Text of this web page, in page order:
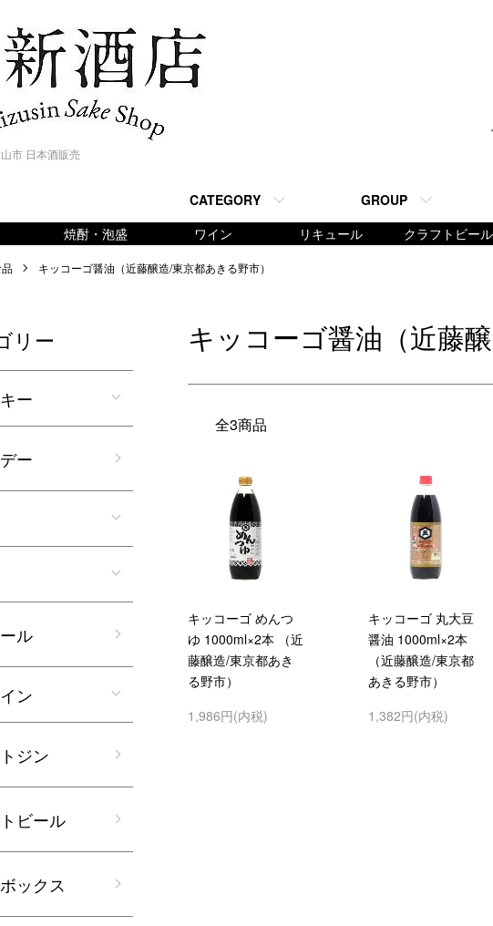
市 日本酒販売
CATEGORY GROUP
焼酎・泡盛 ワイン リキュール クラフトビール
キッコーゴ醤油（近藤醸造/東京都あきる野市）
キッコーゴ醤油（近藤
全3商品
キッコーゴ めんつ
ゆ 1000ml×2本 （近
藤醸造/東京都あき
る野市）
1,986円(内税)
キッコーゴ 丸大豆
醤油 1000ml×2本
（近藤醸造/東京都
あきる野市）
1,382円(内税)
リー
ー
ー
ル
ン
ジン
ビール
ックス